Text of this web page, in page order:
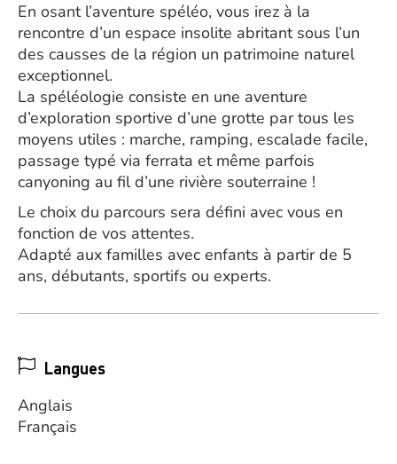
En osant l’aventure spéléo, vous irez à la
rencontre d’un espace insolite abritant sous l’un
des causses de la région un patrimoine naturel
exceptionnel.
La spéléologie consiste en une aventure
d’exploration sportive d’une grotte par tous les
moyens utiles : marche, ramping, escalade facile,
passage typé via ferrata et même parfois
canyoning au fil d’une rivière souterraine !
Le choix du parcours sera défini avec vous en
fonction de vos attentes.
Adapté aux familles avec enfants à partir de 5
ans, débutants, sportifs ou experts.
Langues
Anglais
Français